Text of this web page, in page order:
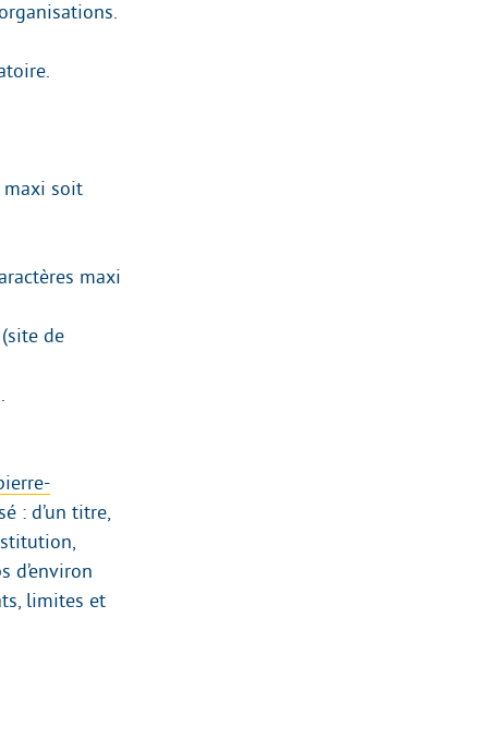
maxi soit
maxi
de
: d’un titre,
d’environ
limites et